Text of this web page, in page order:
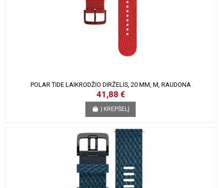
POLAR TIDE LAIKRODŽIO DIRŽELIS, 20 MM, M, RAUDONA
41,88 €
Į KREPŠELĮ